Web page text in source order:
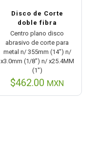
Disco de Corte
doble fibra
Centro plano disco
abrasivo de corte para
metal n/ 355mm (14″) n/
x3.0mm (1/8″) n/ x25.4MM
(1″)
$462.00 MXN